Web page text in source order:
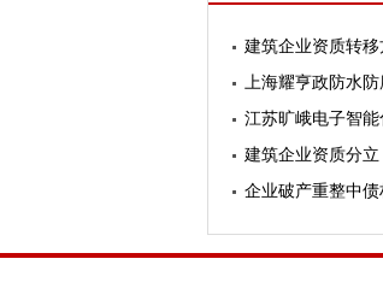
建筑企业资质转
上海耀亨政防水
江苏旷峨电子智
建筑企业资质分
企业破产重整中债